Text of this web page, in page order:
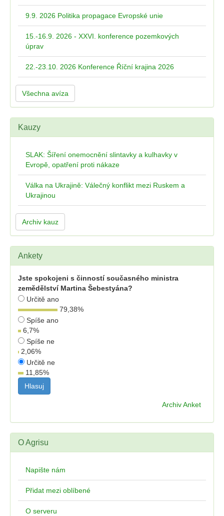
9.9. 2026 Politika propagace Evropské unie
15.-16.9. 2026 - XXVI. konference pozemkových
úprav
22.-23.10. 2026 Konference Říční krajina 2026
Všechna avíza
Kauzy
SLAK: Šíření onemocnění slintavky a kulhavky v
Evropě, opatření proti nákaze
Válka na Ukrajině: Válečný konflikt mezi Ruskem a
Ukrajinou
Archiv kauz
Ankety
Jste spokojeni s činností současného ministra
zemědělství Martina Šebestyána?
Určitě ano
79,38%
Spíše ano
6,7%
Spíše ne
2,06%
Určitě ne
11,85%
Archiv Anket
O Agrisu
Napište nám
Přidat mezi oblíbené
O serveru